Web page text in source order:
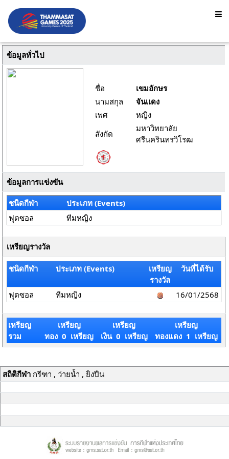
ข้อมูลทั่วไป
ชื่อ
เขมอักษร
นามสกุล
จันเเดง
เพศ
หญิง
สังกัด
มหาวิทยาลัย
ศรีนครินทรวิโรฒ
ข้อมูลการแข่งขัน
ชนิดกีฬา
ประเภท (Events)
ฟุตซอล
ทีมหญิง
เหรียญรางวัล
ชนิดกีฬา ประเภท (Events)
เหรียญ
รางวัล
วันที่ได้รับ
ฟุตซอล ทีมหญิง 16/01/2568
เหรียญ
รวม
เหรียญ
ทอง 0 เหรียญ
เหรียญ
เงิน 0 เหรียญ
เหรียญ
ทองแดง 1 เหรียญ
สถิติกีฬากรีฑา , ว่ายน้ำ , ยิงปืน